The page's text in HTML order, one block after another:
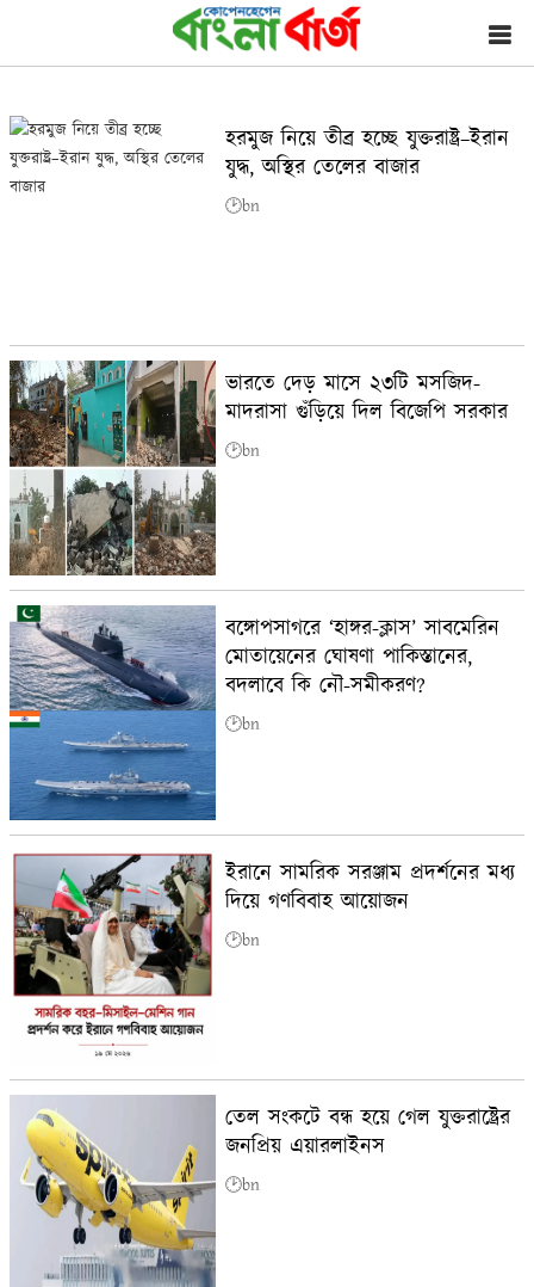
হরমুজ নিয়ে তীব্র হচ্ছে যুক্তরাষ্ট্র–ইরান
যুদ্ধ, অস্থির তেলের বাজার
🕑bn
ভারতে দেড় মাসে ২৩টি মসজিদ-
মাদরাসা গুঁড়িয়ে দিল বিজেপি সরকার
🕑bn
বঙ্গোপসাগরে ‘হাঙ্গর-ক্লাস’ সাবমেরিন
মোতায়েনের ঘোষণা পাকিস্তানের,
বদলাবে কি নৌ-সমীকরণ?
🕑bn
ইরানে সামরিক সরঞ্জাম প্রদর্শনের মধ্য
দিয়ে গণবিবাহ আয়োজন
🕑bn
তেল সংকটে বন্ধ হয়ে গেল যুক্তরাষ্ট্রের
জনপ্রিয় এয়ারলাইনস
🕑bn